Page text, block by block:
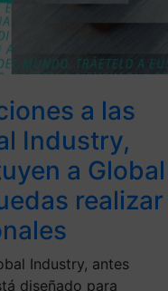
a las
Industry,
a Global
realizar
Industry, antes
diseñado para